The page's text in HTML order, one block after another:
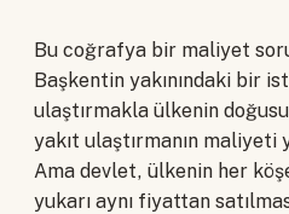
Bu coğrafya bir maliyet
Başkentin yakınındaki bir
ulaştırmakla ülkenin
yakıt ulaştırmanın
Ama devlet, ülkenin her
yukarı aynı fiyattan